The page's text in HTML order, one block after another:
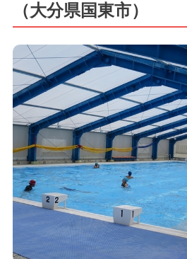
（大分県国東市）